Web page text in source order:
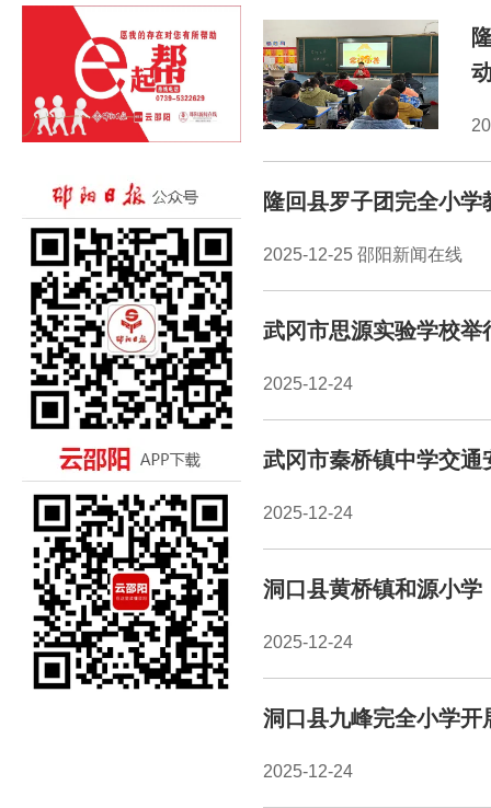
隆回县罗子团完全小
2025-12-25 邵阳新闻在线
武冈市思源实验学校举
2025-12-24
武冈市秦桥镇中学交
2025-12-24
洞口县黄桥镇和源小
2025-12-24
洞口县九峰完全小学
2025-12-24